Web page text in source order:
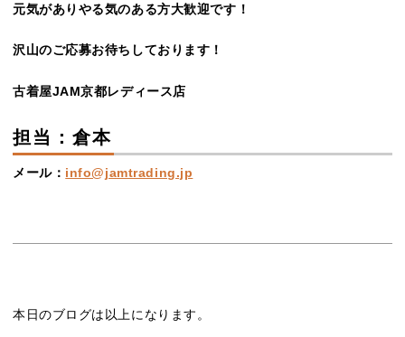
元気がありやる気のある方大歓迎です！
沢山のご応募お待ちしております！
古着屋JAM京都レディース店
担当：倉本
メール： info@jamtrading.jp
本日のブログは以上になります。